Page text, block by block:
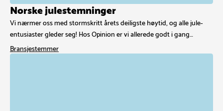
Norske julestemninger
Vi nærmer oss med stormskritt årets deiligste høytid, og alle jule-
entusiaster gleder seg! Hos Opinion er vi allerede godt i gang…
Bransjestemmer